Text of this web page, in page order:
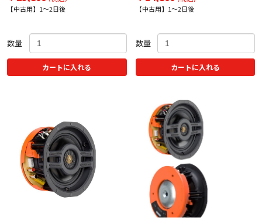
【中古用】1～2日後
数量
カートに入れる
【中古用】1～2日後
数量
カートに入れる